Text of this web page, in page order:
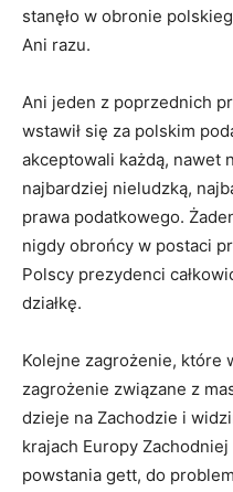
stanęło w obronie
Ani razu.
Ani jeden z poprzednich
wstawił się za polskim
akceptowali każdą, nawet
najbardziej nieludzką,
prawa podatkowego.
nigdy obrońcy w postaci
Polscy prezydenci
działkę.
Kolejne zagrożenie, które
zagrożenie związane z
dzieje na Zachodzie i
krajach Europy
powstania gett, do